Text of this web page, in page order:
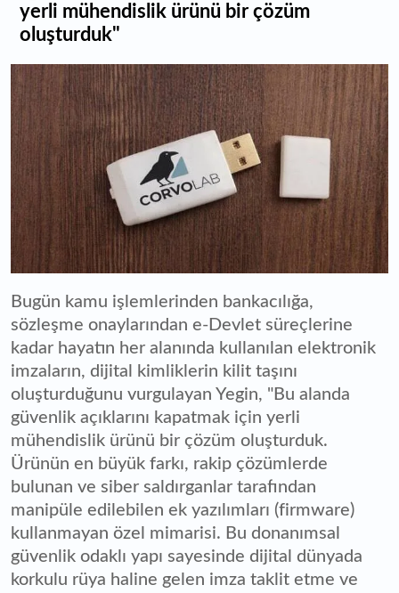
yerli mühendislik ürünü bir çözüm
oluşturduk"
Bugün kamu işlemlerinden bankacılığa,
sözleşme onaylarından e-Devlet süreçlerine
kadar hayatın her alanında kullanılan elektronik
imzaların, dijital kimliklerin kilit taşını
oluşturduğunu vurgulayan Yegin, "Bu alanda
güvenlik açıklarını kapatmak için yerli
mühendislik ürünü bir çözüm oluşturduk.
Ürünün en büyük farkı, rakip çözümlerde
bulunan ve siber saldırganlar tarafından
manipüle edilebilen ek yazılımları (firmware)
kullanmayan özel mimarisi. Bu donanımsal
güvenlik odaklı yapı sayesinde dijital dünyada
korkulu rüya haline gelen imza taklit etme ve